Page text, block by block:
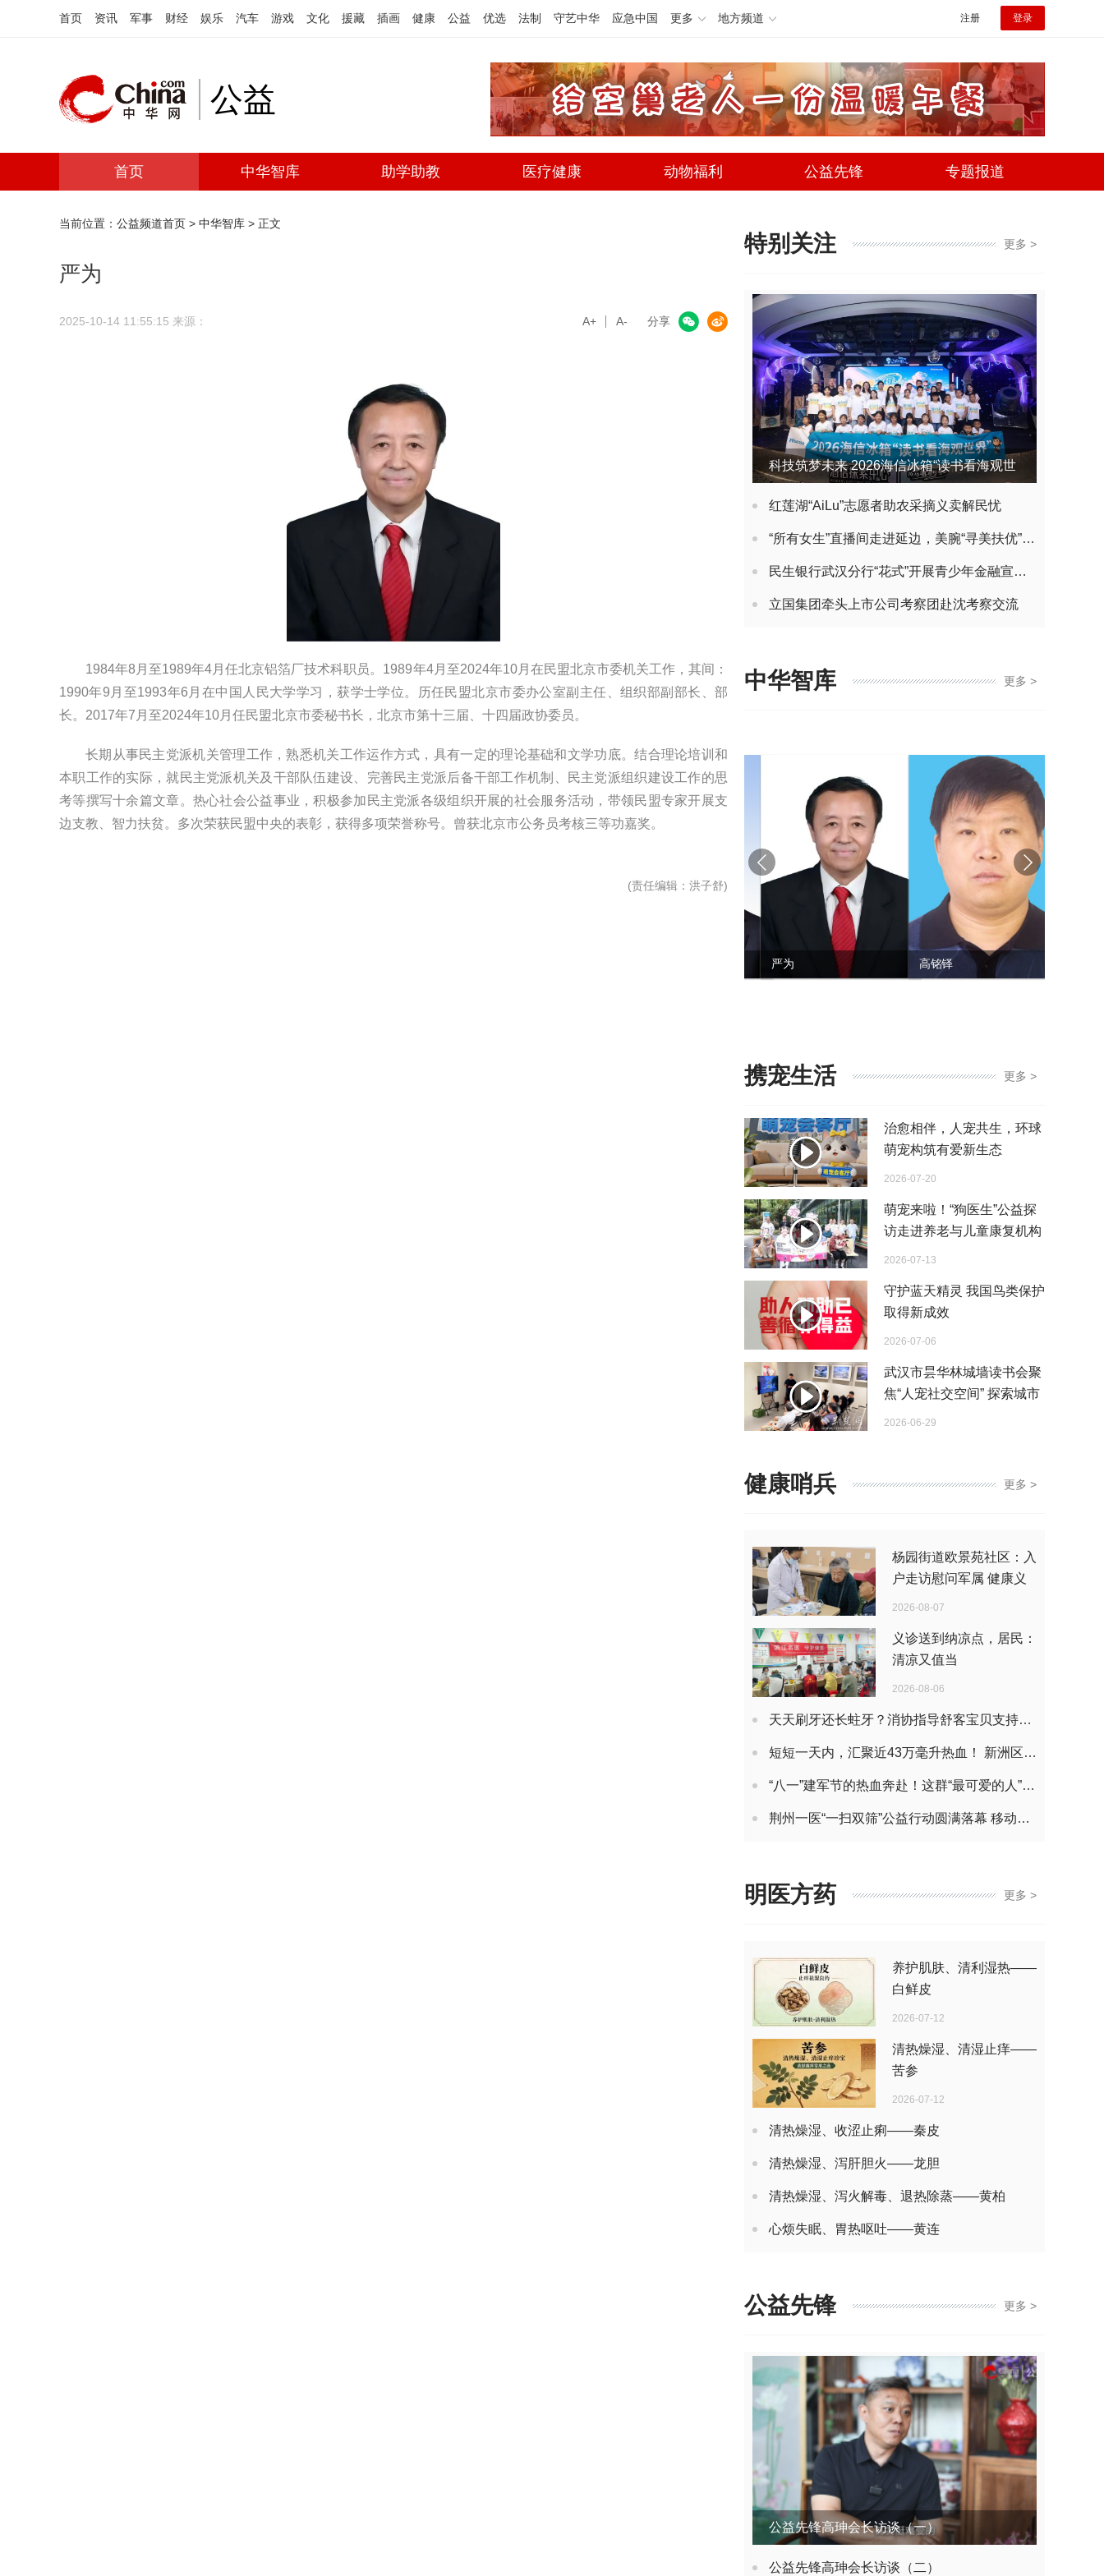
首页 资讯 军事 财经 娱乐 汽车 游戏 文化 援藏 插画 健康 公益 优选 法制 守艺中华 应急中国 更多 地方频道 注册 登录
公益
首页 中华智库 助学助教 医疗健康 动物福利 公益先锋 专题报道
当前位置： 公益频道首页 > 中华智库 > 正文
严为
2025-10-14 11:55:15 来源： 分享
微信 微博
A+ A-
1984年8月至1989年4月任北京铝箔厂技术科职员。1989年4月至2024年10月在民盟北京市委机关工作，其间：
1990年9月至1993年6月在中国人民大学学习，获学士学位。历任民盟北京市委办公室副主任、组织部副部长、部
长。2017年7月至2024年10月任民盟北京市委秘书长，北京市第十三届、十四届政协委员。
长期从事民主党派机关管理工作，熟悉机关工作运作方式，具有一定的理论基础和文学功底。结合理论培训和
本职工作的实际，就民主党派机关及干部队伍建设、完善民主党派后备干部工作机制、民主党派组织建设工作的思
考等撰写十余篇文章。热心社会公益事业，积极参加民主党派各级组织开展的社会服务活动，带领民盟专家开展支
边支教、智力扶贫。多次荣获民盟中央的表彰，获得多项荣誉称号。曾获北京市公务员考核三等功嘉奖。
(责任编辑 ：洪子舒)
特别关注 更多 >
科技筑梦未来 2026海信冰箱“读书看海观世
界”公益夏令营开营
红莲湖“AiLu”志愿者助农采摘义卖解民忧
“所有女生”直播间走进延边，美腕“寻美扶优”赋农计划再启新篇
民生银行武汉分行“花式”开展青少年金融宣教 点亮暑期金融安全“护航灯”
立国集团牵头上市公司考察团赴沈考察交流
中华智库 更多 >
严为 高铭铎
携宠生活 更多 >
治愈相伴，人宠共生，环球
萌宠构筑有爱新生态
2026-07-20
萌宠来啦！“狗医生”公益探
访走进养老与儿童康复机构
2026-07-13
守护蓝天精灵 我国鸟类保护
取得新成效
2026-07-06
武汉市昙华林城墙读书会聚
焦“人宠社交空间” 探索城市
2026-06-29
健康哨兵 更多 >
杨园街道欧景苑社区：入
户走访慰问军属 健康义
2026-08-07
义诊送到纳凉点，居民：
清凉又值当
2026-08-06
天天刷牙还长蛀牙？消协指导舒客宝贝支持发布官方指南划重点：抗糖酸+科学含氟才是防蛀关键
短短一天内，汇聚近43万毫升热血！ 新洲区1755人共赴热血之约
“八一”建军节的热血奔赴！这群“最可爱的人”挽臂献血致敬荣光岁月
荆州一医“一扫双筛”公益行动圆满落幕 移动CT驶入社区，守护居民肺健康
明医方药 更多 >
养护肌肤、清利湿热——
白鲜皮
2026-07-12
清热燥湿、清湿止痒——
苦参
2026-07-12
清热燥湿、收涩止痢——秦皮
清热燥湿、泻肝胆火——龙胆
清热燥湿、泻火解毒、退热除蒸——黄柏
心烦失眠、胃热呕吐——黄连
公益先锋 更多 >
公益先锋高珅会长访谈（一）
公益先锋高珅会长访谈（二）